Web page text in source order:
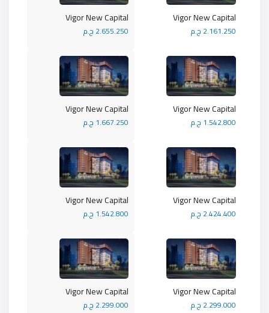
Vigor New Capital
2.655.250 ج.م
Vigor New Capital
2.161.250 ج.م
Vigor New Capital
1.667.250 ج.م
Vigor New Capital
1.542.800 ج.م
Vigor New Capital
1.542.800 ج.م
Vigor New Capital
2.424.400 ج.م
Vigor New Capital
2.299.000 ج.م
Vigor New Capital
2.299.000 ج.م